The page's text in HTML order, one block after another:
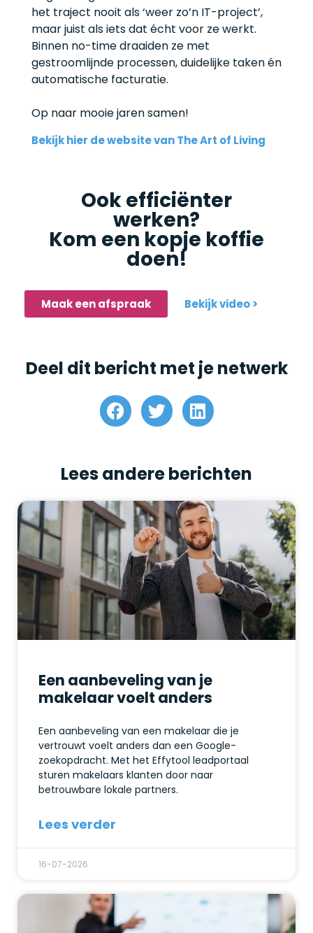
het traject nooit als ‘weer zo’n IT-project’,
maar juist als iets dat écht voor ze werkt.
Binnen no-time draaiden ze met
gestroomlijnde processen, duidelijke taken én
automatische facturatie.
Op naar mooie jaren samen!
Bekijk hier de website van The Art of Living
Ook efficiënter
werken?
Kom een kopje koffie
doen!
Maak een afspraak Bekijk video >
Deel dit bericht met je netwerk
Lees andere berichten
Een aanbeveling van je
makelaar voelt anders
Een aanbeveling van een makelaar die je
vertrouwt voelt anders dan een Google-
zoekopdracht. Met het Effytool leadportaal
sturen makelaars klanten door naar
betrouwbare lokale partners.
Lees verder
16-07-2026